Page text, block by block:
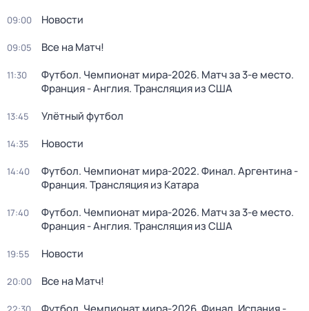
09:00 Новости
09:05 Все на Матч!
11:30
Футбол. Чемпионат мира-2026. Матч за 3-е место.
Франция - Англия. Трансляция из США
13:45 Улётный футбол
14:35 Новости
14:40
Футбол. Чемпионат мира-2022. Финал. Аргентина -
Франция. Трансляция из Катара
17:40
Футбол. Чемпионат мира-2026. Матч за 3-е место.
Франция - Англия. Трансляция из США
19:55 Новости
20:00 Все на Матч!